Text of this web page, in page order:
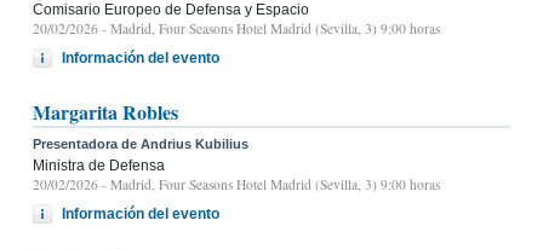
Comisario Europeo de Defensa y Espacio
20/02/2026 - Madrid, Four Seasons Hotel Madrid (Sevilla, 3) 9:00 horas
Información del evento
Margarita Robles
Presentadora de Andrius Kubilius
Ministra de Defensa
20/02/2026 - Madrid, Four Seasons Hotel Madrid (Sevilla, 3) 9:00 horas
Información del evento